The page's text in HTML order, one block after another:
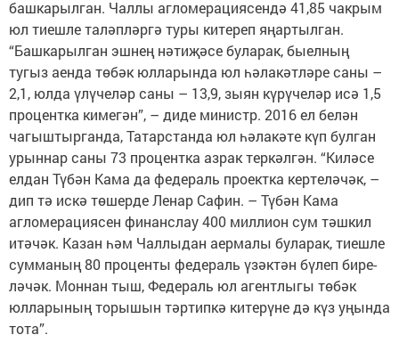
башкарылган. Чаллы агломе­ра­циясендә 41,85 чакрым
юл тиешле та­ләп­ләргә туры китереп яңар­тылган.
“Башкарылган эшнең нәти­җәсе буларак, быелның
тугыз аенда төбәк юлларында юл һәлакәтләре саны –
2,1, юлда үлүчеләр саны – 13,9, зыян күрүчеләр исә 1,5
процентка кимегән”, – диде министр. 2016 ел белән
чагыштырганда, Татарстанда юл һәлакәте күп булган
урыннар саны 73 процентка азрак теркәлгән. “Киләсе
елдан Түбән Кама да федераль проектка керте­ләчәк, –
дип тә искә төшерде Ленар Сафин. – Түбән Кама
агломерациясен финанс­лау 400 миллион сум тәш­кил
итәчәк. Казан һәм Чаллыдан аермалы буларак, тиешле
сумманың 80 проценты федераль үзәк­тән бүлеп бире­
ләчәк. Моннан тыш, Федераль юл агентлыгы төбәк
юллары­ның торышын тәр­типкә ки­терүне дә күз уңында
тота”.